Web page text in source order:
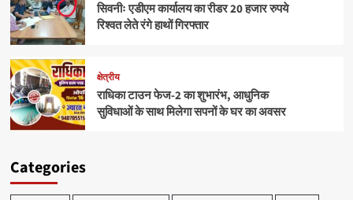
सिवनीः एडीएम कार्यालय का रीडर 20 हजार रुपये
रिश्वत लेते रंगे हाथों गिरफ्तार
क्षेत्रीय
राधिका टाउन फेज-2 का शुभारंभ, आधुनिक
सुविधाओं के साथ मिलेगा सपनों के घर का अवसर
Categories